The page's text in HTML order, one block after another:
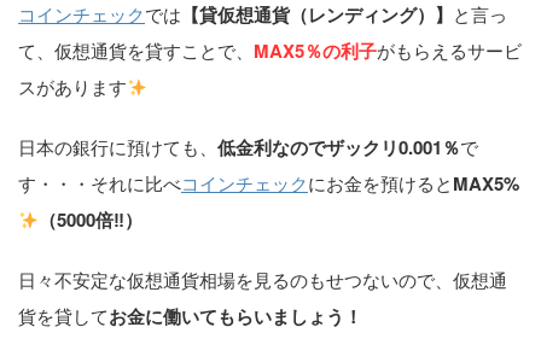
コインチェックでは 【貸仮想通貨（レンディング）】 と言っ
て、仮想通貨を貸すことで、 MAX5％の利子がもらえるサービ
スがあります
日本の銀行に預けても、 低金利なのでザックリ0.001％で
す・・・それに比べコインチェックにお金を預けるとMAX5%
（5000倍‼︎）
日々不安定な仮想通貨相場を見るのもせつないので、仮想通
貨を貸してお金に働いてもらいましょう！